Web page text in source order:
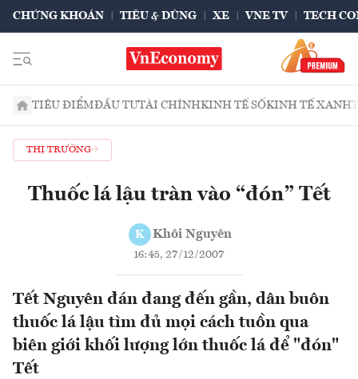
CHỨNG KHOÁN TIÊU & DÙNG XE VNE TV TECH
TIÊU ĐIỂMĐẦU TƯTÀI CHÍNHKINH TẾ SỐKINH TẾ XANH
THỊ TRƯỜNG
Thuốc lá lậu tràn vào “đón” Tết
K Khôi Nguyên
16:45, 27/12/2007
Tết Nguyên đán đang đến gần, dân buôn
thuốc lá lậu tìm đủ mọi cách tuồn qua
biên giới khối lượng lớn thuốc lá để "đón"
Tết